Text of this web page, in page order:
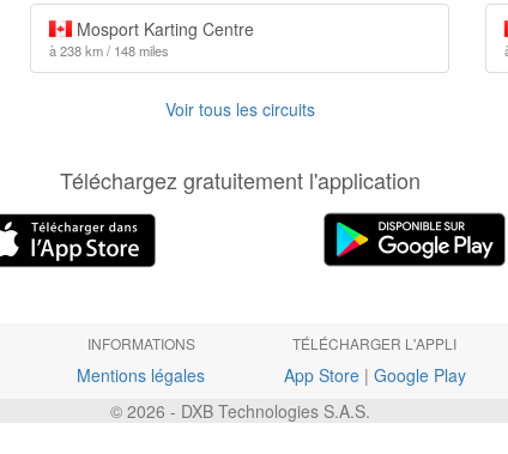
Mosport Karting Centre
à 238 km / 148 miles
Voir tous les circuits
Téléchargez gratuitement l'application
INFORMATIONS
Mentions légales
TÉLÉCHARGER L'APPLI
App Store| Google Play
© 2026 - DXB Technologies S.A.S.